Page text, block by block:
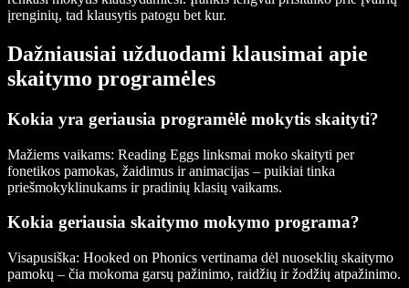
įrenginių, tad klausytis patogu bet kur.
Dažniausiai užduodami klausimai apie
skaitymo programėles
Kokia yra geriausia programėlė mokytis skaityti?
Mažiems vaikams: Reading Eggs linksmai moko skaityti per
fonetikos pamokas, žaidimus ir animacijas – puikiai tinka
priešmokyklinukams ir pradinių klasių vaikams.
Kokia geriausia skaitymo mokymo programa?
Visapusiška: Hooked on Phonics vertinama dėl nuoseklių skaitymo
pamokų – čia mokoma garsų pažinimo, raidžių ir žodžių atpažinimo.